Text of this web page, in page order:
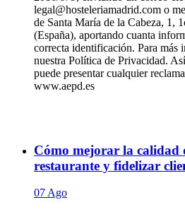
legal@hosteleriamadrid.com o
de Santa María de la Cabeza, 1,
(España), aportando cuanta
correcta identificación. Para más
nuestra Política de Privacidad.
puede presentar cualquier
www.aepd.es
Cómo mejorar la calidad
restaurante y fidelizar
07 Ago